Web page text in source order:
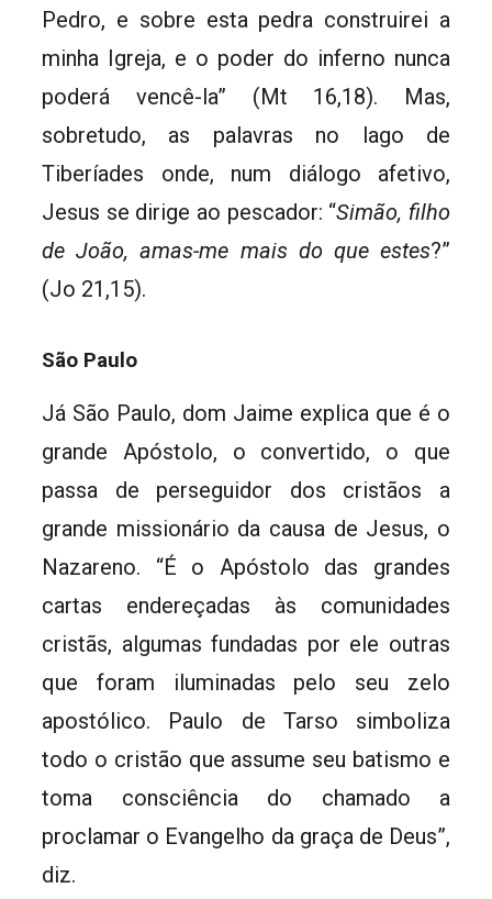
Pedro, e sobre esta pedra construirei a
minha Igreja, e o poder do inferno nunca
poderá vencê-la” (Mt 16,18). Mas,
sobretudo, as palavras no lago de
Tiberíades onde, num diálogo afetivo,
Jesus se dirige ao pescador: “Simão, filho
de João, amas-me mais do que estes?”
(Jo 21,15).
São Paulo
Já São Paulo, dom Jaime explica que é o
grande Apóstolo, o convertido, o que
passa de perseguidor dos cristãos a
grande missionário da causa de Jesus, o
Nazareno. “É o Apóstolo das grandes
cartas endereçadas às comunidades
cristãs, algumas fundadas por ele outras
que foram iluminadas pelo seu zelo
apostólico. Paulo de Tarso simboliza
todo o cristão que assume seu batismo e
toma consciência do chamado a
proclamar o Evangelho da graça de Deus”,
diz.